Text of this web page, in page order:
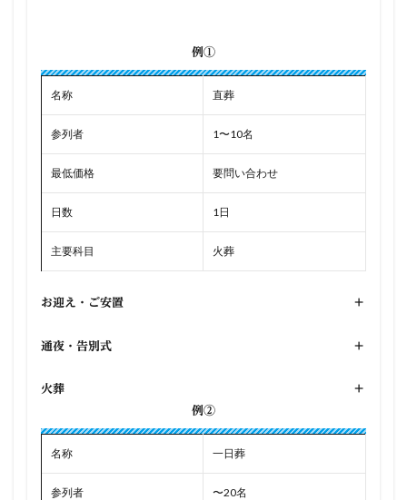
例①
名称 直葬
参列者 1〜10名
最低価格 要問い合わせ
日数 1日
主要科目 火葬
お迎え・ご安置 +
通夜・告別式 +
火葬
+
例②
名称 一日葬
参列者 〜20名